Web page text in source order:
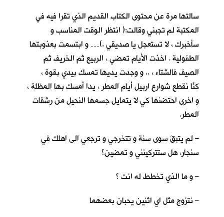
سالتها مرة عن محتوى الكتاب القديم الذي تقرا فيه في
المكتبة لم تجبني وقالت:( انتظر الوقت المناسب و
سأخبرك ، لا تستعجل يا صديقي .)… و ابتسمت بعذوبتها
الطفولية . اخذت الأيام تمضي ، الربيع ثم الخريف ثم
الصيف فالشتاء ، .. و وجدت يديها تمسك بيدي بقوة ،
كنّا نقطع شوارع اربيل أيام المطر ، يداً أمسك بها المظلة ،
و اخرى احتضنها كي لا يتمايل جسمها النحيل من رشقات
المطر.
– لم يتبقَ سوى سنة و تتخرجي و ترجعي الى اهلك في
سنجار، هل ستتركينني و تمضين؟
– و ما الذي تخطط له انت ؟
– نتزوج مثل اي اثنين يحبان بعضهما